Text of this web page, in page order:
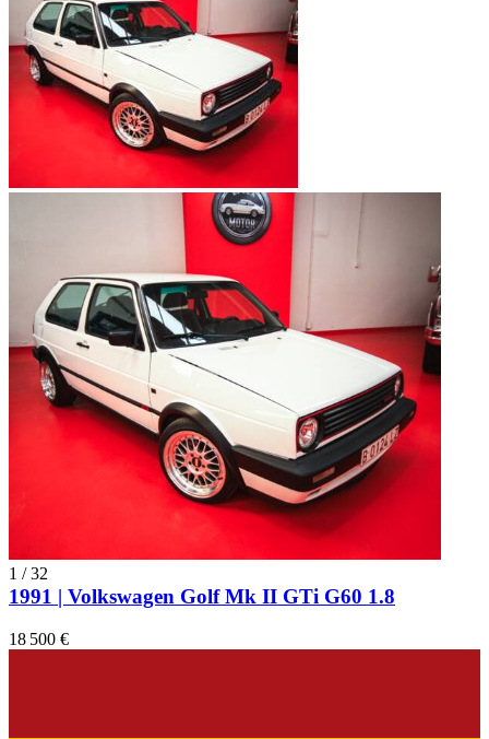
1 /32
1991 | Volkswagen Golf Mk II GTi G60 1.8
18 500 €